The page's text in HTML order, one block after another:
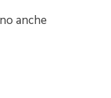
anche